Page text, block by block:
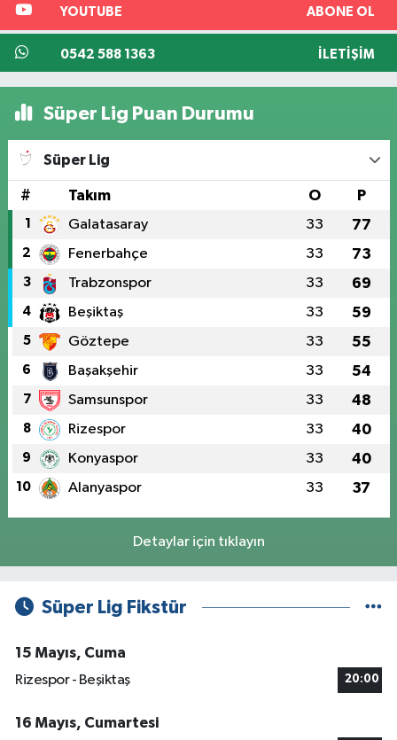
YOUTUBE ABONE OL
0542 588 1363 İLETIŞIM
Süper Lig Puan Durumu
Süper Lig
# Takım O P
1 Galatasaray 33 77
2 Fenerbahçe 33 73
3 Trabzonspor 33 69
4 Beşiktaş 33 59
5 Göztepe 33 55
6 Başakşehir 33 54
7 Samsunspor 33 48
8 Rizespor 33 40
9 Konyaspor 33 40
10 Alanyaspor 33 37
Detaylar için tıklayın
Süper Lig Fikstür
15 Mayıs, Cuma
Rizespor - Beşiktaş
20:00
16 Mayıs, Cumartesi